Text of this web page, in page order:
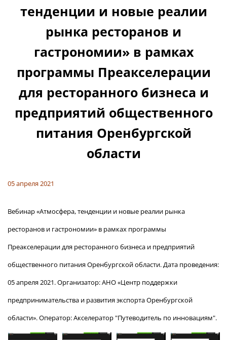
тенденции и новые реалии
рынка ресторанов и
гастрономии» в рамках
программы Преакселерации
для ресторанного бизнеса и
предприятий общественного
питания Оренбургской
области
05 апреля 2021
Вебинар «Атмосфера, тенденции и новые реалии рынка
ресторанов и гастрономии» в рамках программы
Преакселерации для ресторанного бизнеса и предприятий
общественного питания Оренбургской области. Дата проведения:
05 апреля 2021. Организатор: АНО «Центр поддержки
предпринимательства и развития экспорта Оренбургской
области». Оператор: Акселератор "Путеводитель по инновациям".